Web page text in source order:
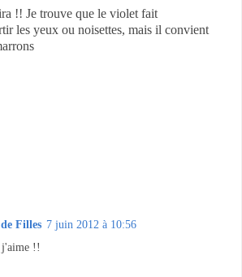
!! Je trouve que le violet fait
les yeux ou noisettes, mais il convient
Filles 7 juin 2012 à 10:56
!!